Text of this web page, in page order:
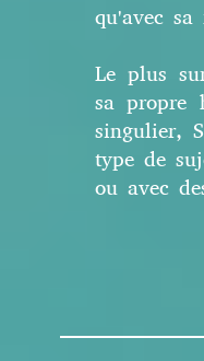
qu'avec sa
Le plus
sa propre
singulier,
type de
ou avec